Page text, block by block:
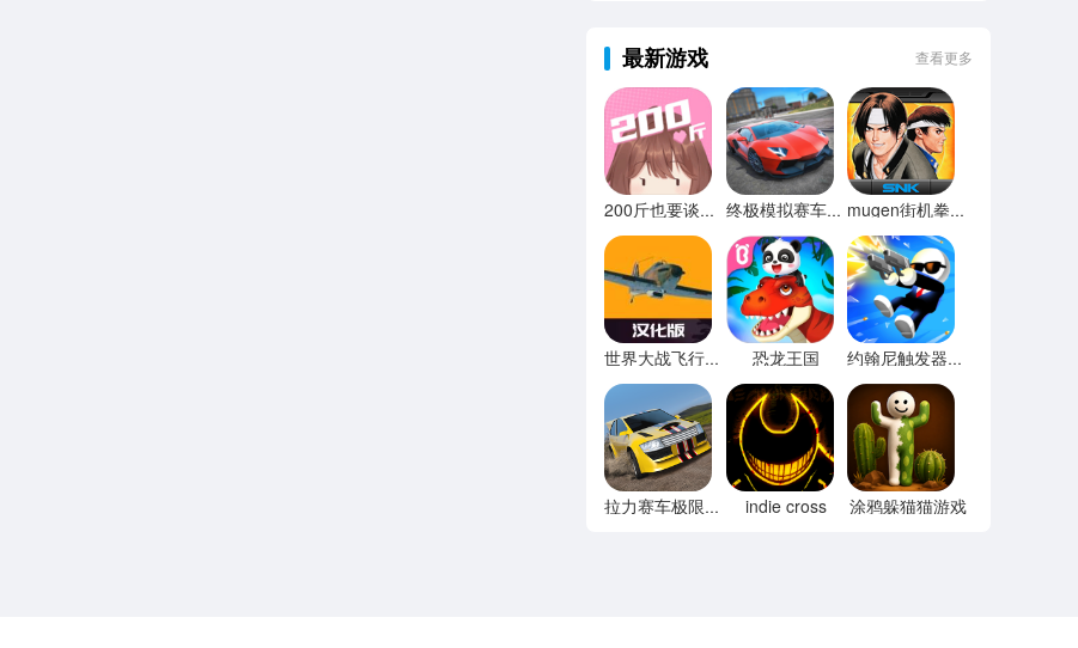
最新游戏 查看更多
200斤也要谈恋爱免广告 终极模拟赛车无限金币 mugen街机拳皇97
世界大战飞行模拟器内置菜单 恐龙王国 约翰尼触发器无限宝石
拉力赛车极限竞速内置菜单 indie cross 涂鸦躲猫猫游戏